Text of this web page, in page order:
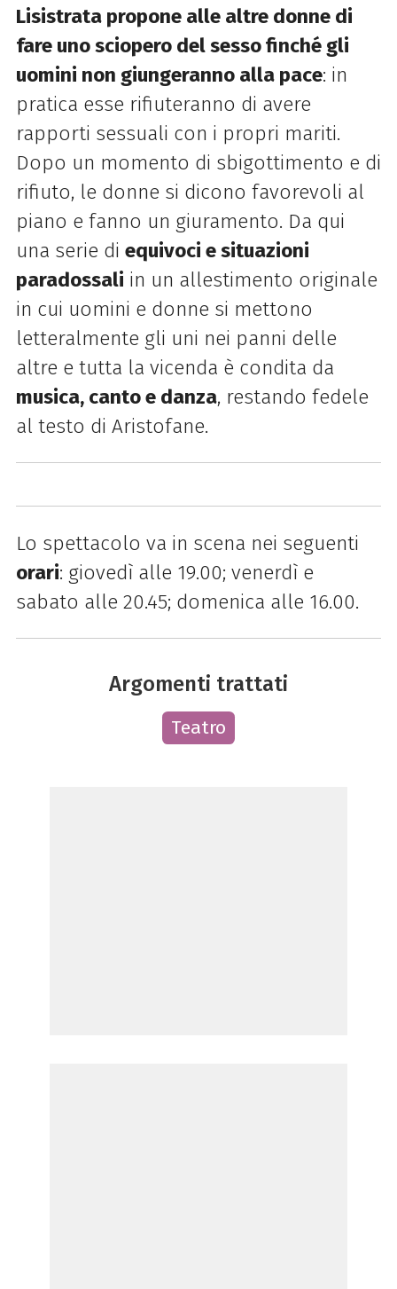
Lisistrata propone alle altre donne di
fare uno sciopero del sesso finché gli
uomini non giungeranno alla pace: in
pratica esse rifiuteranno di avere
rapporti sessuali con i propri mariti.
Dopo un momento di sbigottimento e di
rifiuto, le donne si dicono favorevoli al
piano e fanno un giuramento. Da qui
una serie di equivoci e situazioni
paradossali in un allestimento originale
in cui uomini e donne si mettono
letteralmente gli uni nei panni delle
altre e tutta la vicenda è condita da
musica, canto e danza, restando fedele
al testo di Aristofane.
Lo spettacolo va in scena nei seguenti
orari: giovedì alle 19.00; venerdì e
sabato alle 20.45; domenica alle 16.00.
Argomenti trattati
Teatro